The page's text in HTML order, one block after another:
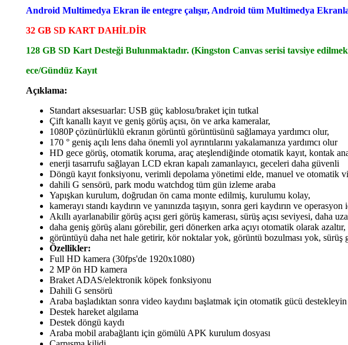
Android Multimedya Ekran ile entegre çalışır, Android tüm Multimedya
32 GB SD KART DAHİLDİR
128 GB SD Kart Desteği Bulunmaktadır. (Kingston Canvas serisi tavsiye
ece/Gündüz Kayıt
Açıklama:
Standart aksesuarlar: USB güç kablosu/braket için tutkal
Çift kanallı kayıt ve geniş görüş açısı, ön ve arka kameralar,
1080P çözünürlüklü ekranın görüntü görüntüsünü sağlamaya yardımcı olur,
170 ° geniş açılı lens daha önemli yol ayrıntılarını yakalamanıza yardımcı olur
HD gece görüş, otomatik koruma, araç ateşlendiğinde otomatik kayıt, kontak
enerji tasarrufu sağlayan LCD ekran kapalı zamanlayıcı, geceleri daha güvenli
Döngü kayıt fonksiyonu, verimli depolama yönetimi elde, manuel ve otomatik
dahili G sensörü, park modu watchdog tüm gün izleme araba
Yapışkan kurulum, doğrudan ön cama monte edilmiş, kurulumu kolay,
kamerayı standı kaydırın ve yanınızda taşıyın, sonra geri kaydırın ve
Akıllı ayarlanabilir görüş açısı geri görüş kamerası, sürüş açısı seviyesi, daha
daha geniş görüş alanı görebilir, geri dönerken arka açıyı otomatik olarak azaltır,
görüntüyü daha net hale getirir, kör noktalar yok, görüntü bozulması yok,
Özellikler:
Full HD kamera (30fps'de 1920x1080)
2 MP ön HD kamera
Braket ADAS/elektronik köpek fonksiyonu
Dahili G sensörü
Araba başladıktan sonra video kaydını başlatmak için otomatik gücü destekleyin
Destek hareket algılama
Destek döngü kaydı
Araba mobil arabağlantı için gömülü APK kurulum dosyası